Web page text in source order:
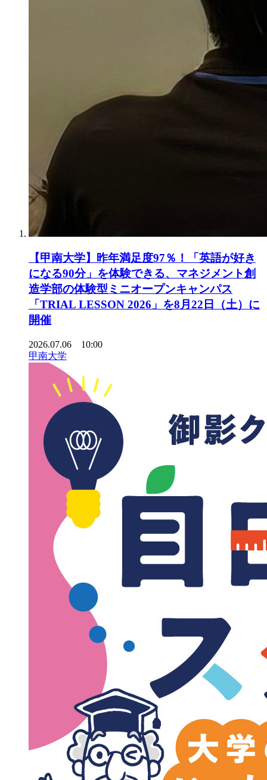
【甲南大学】昨年満足度97％！「英語が好き
になる90分」を体験できる、マネジメント創
造学部の体験型ミニオープンキャンパス
「TRIAL LESSON 2026」を8月22日（土）に
開催
2026.07.06 10:00
甲南大学